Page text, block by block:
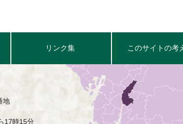
リンク集 このサイトの考
地
17時15分